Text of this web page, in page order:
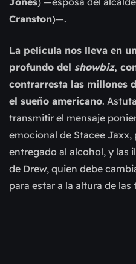
Cranston)—.
La película nos lleva en
profundo del showbiz,
contrarresta las millones
el sueño americano.
transmitir el mensaje
emocional de Stacee
entregado al alcohol, y las
de Drew, quien debe
para estar a la altura de